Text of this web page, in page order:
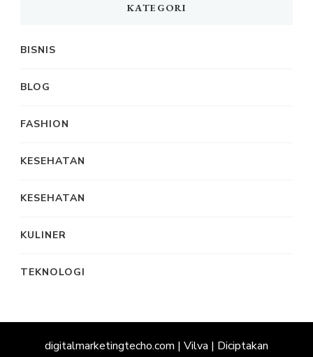
KATEGORI
BISNIS
BLOG
FASHION
KESEHATAN
KESEHATAN
KULINER
TEKNOLOGI
digitalmarketingtecho.com | Vilva | Diciptakan